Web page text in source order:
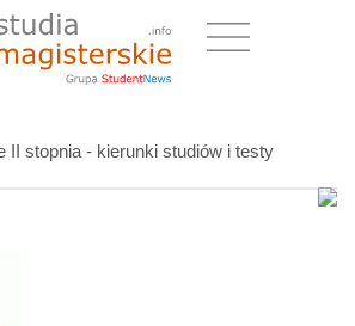
II stopnia - kierunki studiów i testy